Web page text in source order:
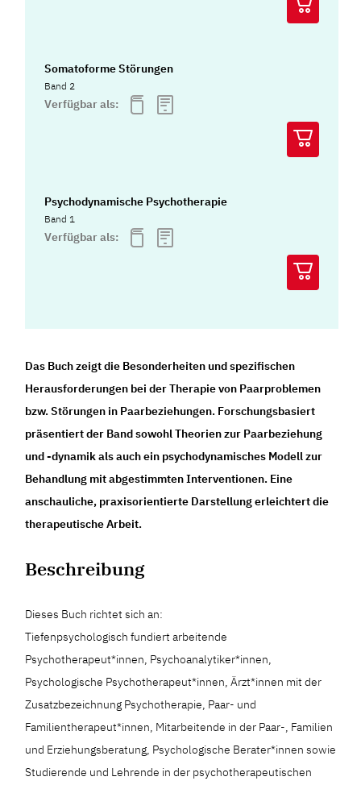
Somatoforme Störungen
Band 2
Verfügbar als:
Psychodynamische Psychotherapie
Band 1
Verfügbar als:
Das Buch zeigt die Besonderheiten und spezifischen
Herausforderungen bei der Therapie von Paarproblemen
bzw. Störungen in Paarbeziehungen. Forschungsbasiert
präsentiert der Band sowohl Theorien zur Paarbeziehung
und -dynamik als auch ein psychodynamisches Modell zur
Behandlung mit abgestimmten Interventionen. Eine
anschauliche, praxisorientierte Darstellung erleichtert die
therapeutische Arbeit.
Beschreibung
Dieses Buch richtet sich an:
Tiefenpsychologisch fundiert arbeitende
Psychotherapeut*innen, Psychoanalytiker*innen,
Psychologische Psychotherapeut*innen, Ärzt*innen mit der
Zusatzbezeichnung Psychotherapie, Paar- und
Familientherapeut*innen, Mitarbeitende in der Paar-, Familien
und Erziehungsberatung, Psychologische Berater*innen sowie
Studierende und Lehrende in der psychotherapeutischen